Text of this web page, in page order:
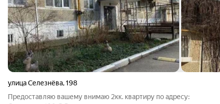
улица Селезнёва,198
Предоставляю вашему внимаю 2кк. квартиру по адресу: